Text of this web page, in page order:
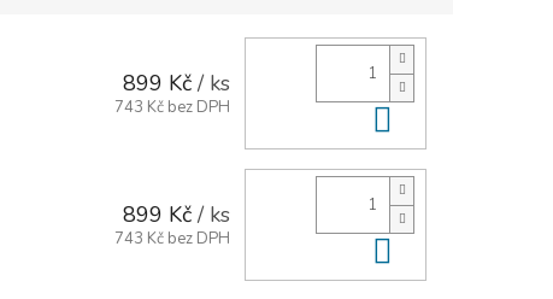
899 Kč / ks
743 Kč bez DPH
899 Kč / ks
743 Kč bez DPH